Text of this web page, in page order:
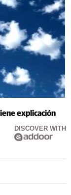
explicación
DISCOVER WITH